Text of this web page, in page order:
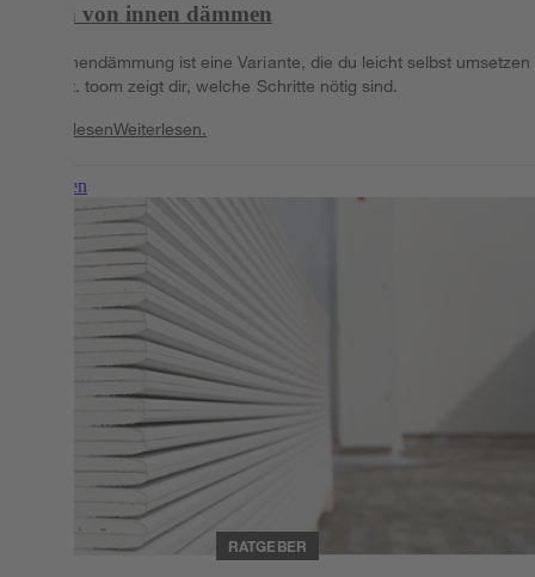
Dach von innen dämmen
Die Innendämmung ist eine Variante, die du leicht selbst umsetzen
kannst. toom zeigt dir, welche Schritte nötig sind.
WeiterlesenWeiterlesen.
Weiterlesen
RATGEBER